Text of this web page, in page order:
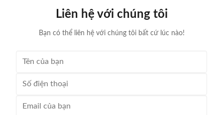
Winding speed ≤2500RPM Max stator OD 160mm
Liên hệ với chúng tôi
Bạn có thể liên hệ với chúng tôi bất cứ lúc nào!